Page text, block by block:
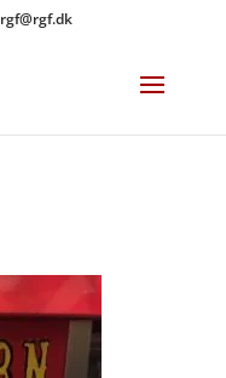
rgf@rgf.dk